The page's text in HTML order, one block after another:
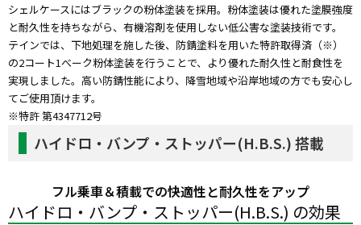
シェルケースにはブラックの粉体塗装を採用。粉体塗装は優れた塗膜強度
と耐久性を持ちながら、有機溶剤を使用しない低公害な塗装技術です。
テインでは、下地処理を施した後、防錆塗料を用いた特許取得済（※）
の2コート1べーク粉体塗装を行うことで、より優れた耐久性と耐食性を
実現しました。高い防錆性能により、降雪地域や沿岸地域の方でも安心し
てご使用頂けます。
※特許 第4347712号
ハイドロ・バンプ・ストッパー(H.B.S.) 搭載
フル乗車＆積載での快適性と耐久性をアップ
ハイドロ・バンプ・ストッパー(H.B.S.) の効果